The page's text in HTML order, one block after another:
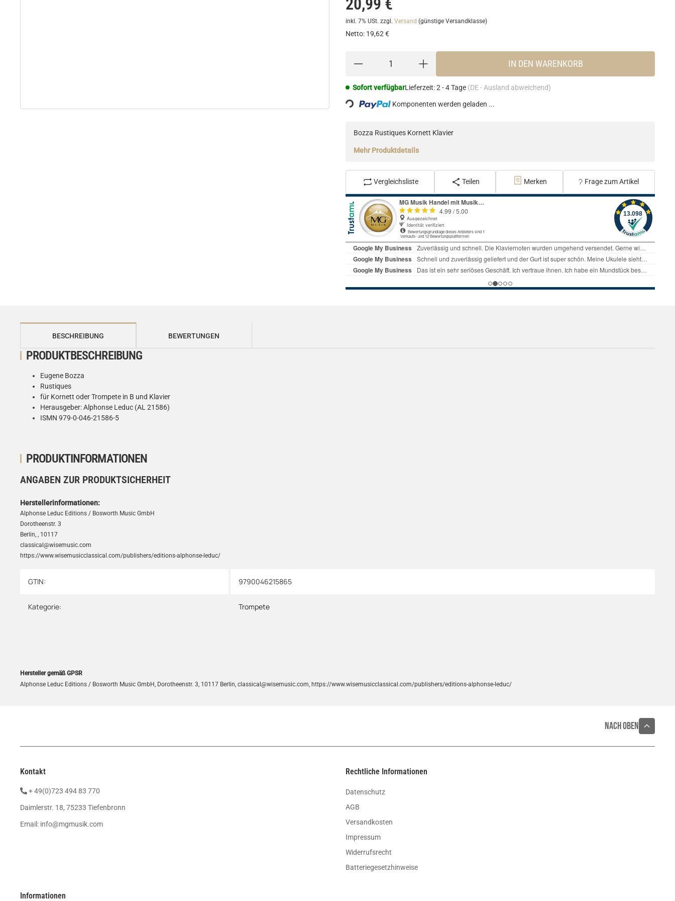
20,99 €
inkl. 7% USt. zzgl. Versand (günstige Versandklasse)
Netto: 19,62 €
IN DEN WARENKORB
Sofort verfügbarLieferzeit:2 - 4 Tage (DE - Ausland abweichend)
Loading... Komponenten werden geladen ...
Bozza Rustiques Kornett Klavier
Mehr Produktdetails
Vergleichsliste Teilen Merken Frage zum Artikel
BESCHREIBUNG
BEWERTUNGEN
PRODUKTINFORMATIONEN
ANGABEN ZUR PRODUKTSICHERHEIT
Herstellerinformationen:
Alphonse Leduc Editions / Bosworth Music GmbH
Dorotheenstr. 3
Berlin, , 10117
classical@wisemusic.com
https://www.wisemusicclassical.com/publishers/editions-alphonse-leduc/
Produkteigenschaft
Wert
GTIN: 9790046215865
Kategorie: Trompete
PRODUKTBESCHREIBUNG
Eugene Bozza
Rustiques
für Kornett oder Trompete in B und Klavier
Herausgeber: Alphonse Leduc (AL 21586)
ISMN 979-0-046-21586-5
Hersteller gemäß GPSR
Alphonse Leduc Editions / Bosworth Music GmbH, Dorotheenstr. 3, 10117 Berlin, classical@wisemusic.com, https://www.wisemusicclassical.com/publishers/editions-alphonse-leduc/
Nach oben
Kontakt
+ 49(0)723 494 83 770
Daimlerstr. 18, 75233 Tiefenbronn
Email: info@mgmusik.com
Rechtliche Informationen
Datenschutz
AGB
Versandkosten
Impressum
Widerrufsrecht
Batteriegesetzhinweise
Informationen